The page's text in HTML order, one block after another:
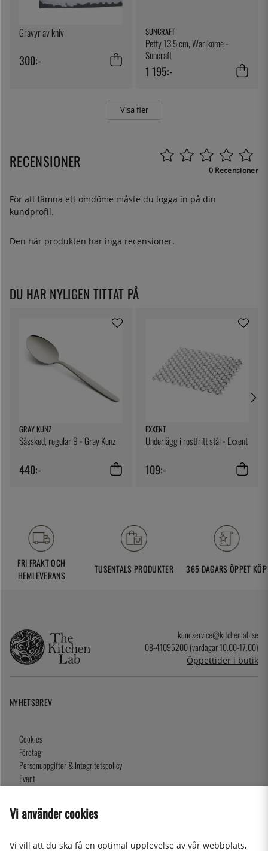
Gravyr av kniv
300:-
SUNCRAFT
Petty 13,5 cm, Warikome -
Suncraft
1 195:-
Visa fler
RECENSIONER 0 Recensioner
För att lämna ett omdöme måste du logga in på din
kundprofil.
Den här produkten har inga recensioner.
DU HAR NYLIGEN TITTAT PÅ
GRAY KUNZ
Såssked, regular 9 - Gray Kunz
440:-
EXXENT
Underlägg i rostfritt stål - Exxent
109:-
FRI FRAKT OCH
HEMLEVERANS
TUSENTALS PRODUKTER 365 DAGARS ÖPPET KÖP
kundservice@kitchenlab.se
08-41095200 (vardagar 10.00-17.00)
Öppettider i butik
NYHETSBREV
Cookies
Företag
Personuppgifter & Integritetspolicy
Event
Presentkort
Vi använder cookies
Vi vill att du ska få en optimal upplevelse av vår webbplats,